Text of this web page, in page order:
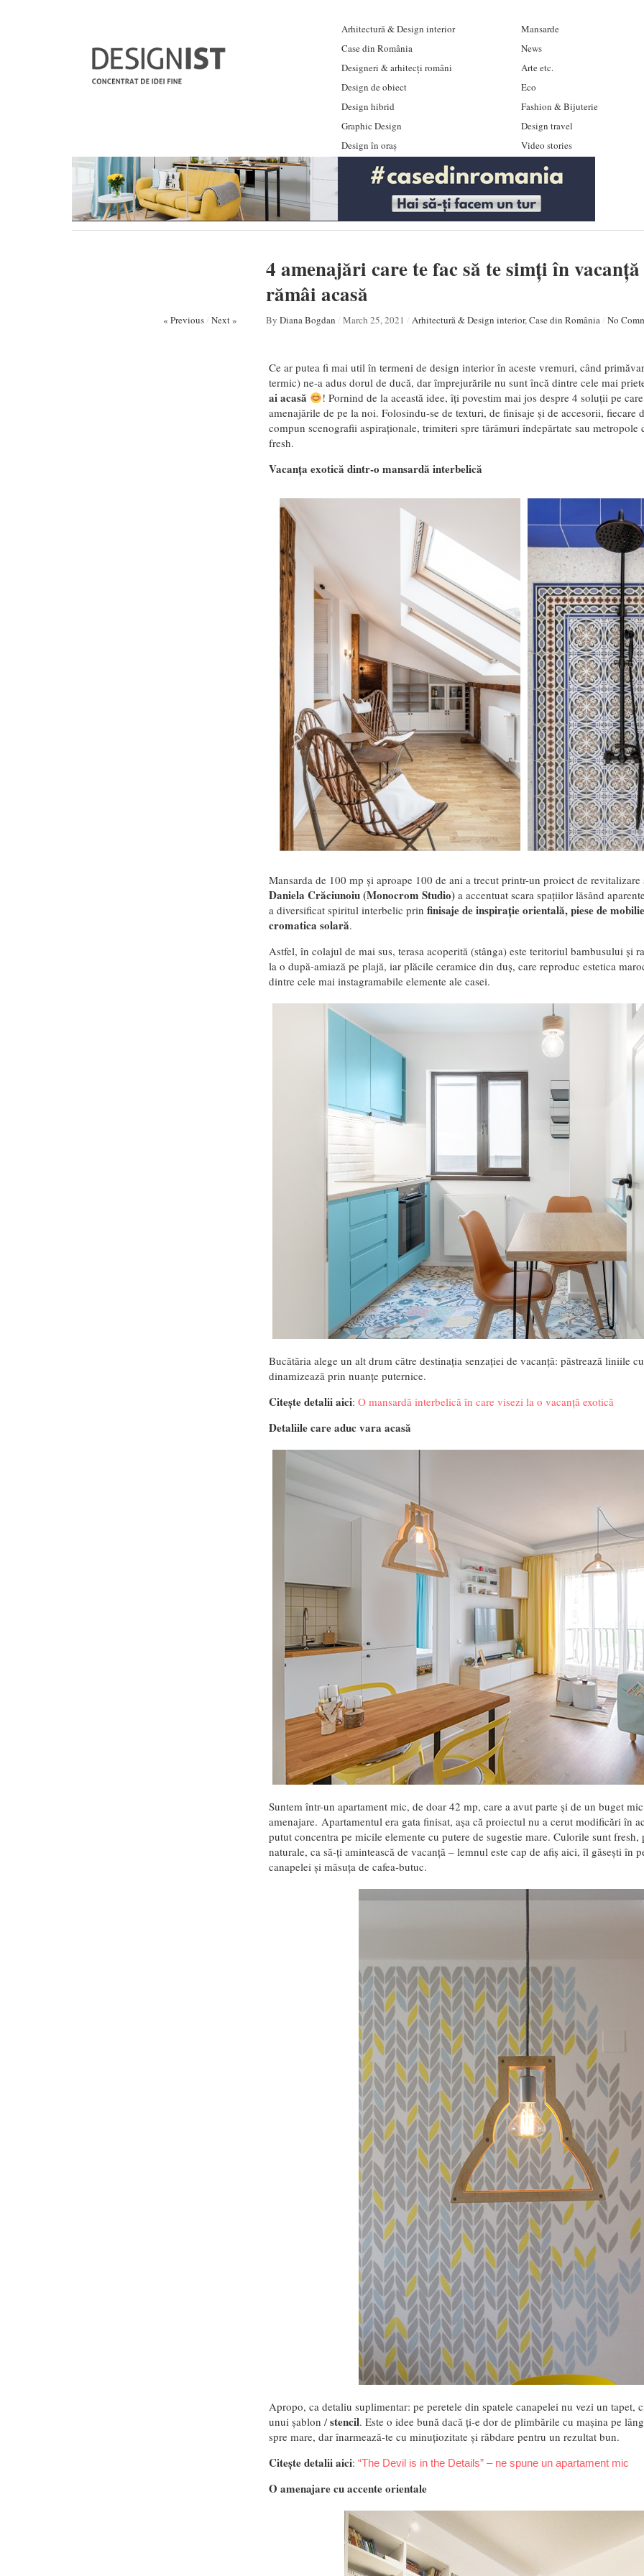
Arhitectură & Design interior
Case din România
Designeri & arhitecți români
Design de obiect
Design hibrid
Graphic Design
Design în oraș
Mansarde
News
Arte etc.
Eco
Fashion & Bijuterie
Design travel
Video stories
4 amenajări care te fac să te simți în
rămâi acasă
« Previous/ Next » By Diana Bogdan / March 25, 2021 / Arhitectură & Design interior,Case din România/ No
Ce ar putea fi mai util în termeni de design interior în aceste vremuri, când
termic) ne-a adus dorul de ducă, dar împrejurările nu sunt încă dintre cele mai
ai acasă
! Pornind de la această idee, îți povestim mai jos despre 4 soluții pe
amenajările de pe la noi. Folosindu-se de texturi, de finisaje și de accesorii, fiecare
compun scenografii aspiraționale, trimiteri spre tărâmuri îndepărtate sau metropole
fresh.
Vacanța exotică dintr-o mansardă interbelică
Mansarda de 100 mp și aproape 100 de ani a trecut printr-un proiect de revitalizare
Daniela Crăciunoiu (Monocrom Studio) a accentuat scara spațiilor lăsând
a diversificat spiritul interbelic prin finisaje de inspirație orientală, piese de
cromatica solară.
Astfel, în colajul de mai sus, terasa acoperită (stânga) este teritoriul bambusului și
la o după-amiază pe plajă, iar plăcile ceramice din duș, care reproduc estetica
dintre cele mai instagramabile elemente ale casei.
Bucătăria alege un alt drum către destinația senzației de vacanță: păstrează liniile
dinamizează prin nuanțe puternice.
Citește detalii aici: O mansardă interbelică în care visezi la o vacanță exotică
Detaliile care aduc vara acasă
Suntem într-un apartament mic, de doar 42 mp, care a avut parte și de un buget
amenajare. Apartamentul era gata finisat, așa că proiectul nu a cerut modificări în
putut concentra pe micile elemente cu putere de sugestie mare. Culorile sunt fresh,
naturale, ca să-ți amintească de vacanță – lemnul este cap de afiș aici, îl găsești în
canapelei și măsuța de cafea-butuc.
Apropo, ca detaliu suplimentar: pe peretele din spatele canapelei nu vezi un tapet,
unui șablon /stencil. Este o idee bună dacă ți-e dor de plimbările cu mașina pe
spre mare, dar înarmează-te cu minuțiozitate și răbdare pentru un rezultat bun.
Citește detalii aici: “The Devil is in the Details” – ne spune un apartament mic
O amenajare cu accente orientale